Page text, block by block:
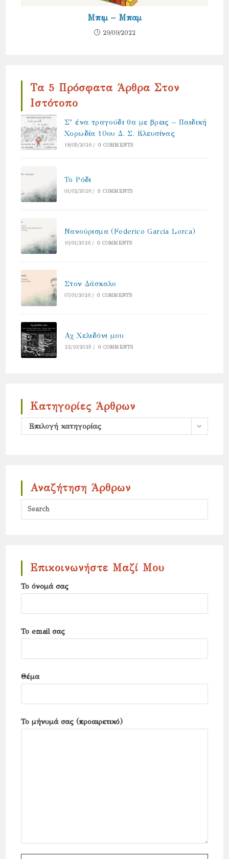
Μπιμ – Μπαμ
29/09/2022
Τα 5 Πρόσφατα Άρθρα Στον
Ιστότοπο
Σ’ ένα τραγούδι θα με βρεις – Παιδική
Χορωδία 10ου Δ. Σ. Ελευσίνας
18/05/2026 / 0 COMMENTS
Το Ρόδι
01/02/2026 / 0 COMMENTS
Νανούρισμα (Federico Garcia Lorca)
10/01/2026 / 0 COMMENTS
Στον Δάσκαλο
07/01/2026 / 0 COMMENTS
Αχ Χελιδόνι μου
22/10/2025 / 0 COMMENTS
Κατηγορίες Άρθρων
Κατηγορίες
Επιλογή κατηγορίας
Αναζήτηση Άρθρων
Επικοινωνήστε Μαζί Μου
Το όνομά σας
Το email σας
Θέμα
Το μήνυμά σας (προαιρετικό)